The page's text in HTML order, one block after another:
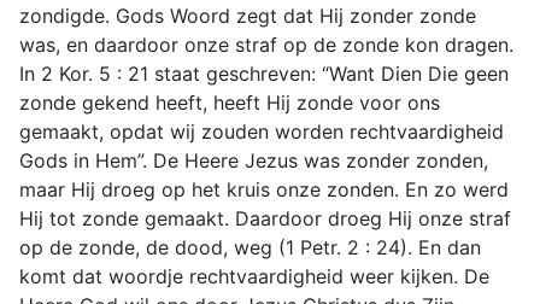
zondigde. Gods Woord zegt dat Hij zonder zonde
was, en daardoor onze straf op de zonde kon dragen.
In 2 Kor. 5 : 21 staat geschreven: “Want Dien Die geen
zonde gekend heeft, heeft Hij zonde voor ons
gemaakt, opdat wij zouden worden rechtvaardigheid
Gods in Hem”. De Heere Jezus was zonder zonden,
maar Hij droeg op het kruis onze zonden. En zo werd
Hij tot zonde gemaakt. Daardoor droeg Hij onze straf
op de zonde, de dood, weg (1 Petr. 2 : 24). En dan
komt dat woordje rechtvaardigheid weer kijken. De